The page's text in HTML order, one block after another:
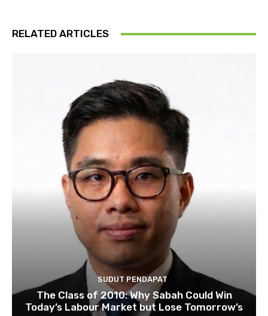
RELATED ARTICLES
SUDUT PENDAPAT
The Class of 2010: Why Sabah Could Win
Today’s Labour Market but Lose Tomorrow’s